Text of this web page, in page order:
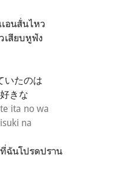
อนสั่นไหว
เสียบหูฟัง
いたのは
きな
ita no wa
na
ฉันโปรดปราน